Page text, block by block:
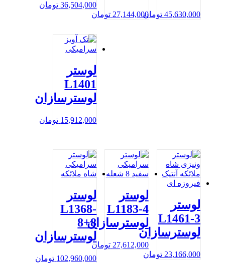
45,630,000 تومان27,144,000 تومان
36,504,000 تومان
لوستر
L1401
لوسترسازان
15,912,000 تومان
لوستر
L1461-3
لوسترسازان
23,166,000 تومان
لوستر
L1183-4
لوسترسازان
27,612,000 تومان
لوستر
L1368-
8+8
لوسترسازان
102,960,000 تومان